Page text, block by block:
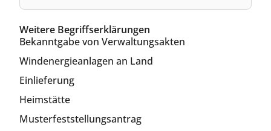
Weitere Begriffserklärungen
Bekanntgabe von Verwaltungsakten
Windenergieanlagen an Land
Einlieferung
Heimstätte
Musterfeststellungsantrag